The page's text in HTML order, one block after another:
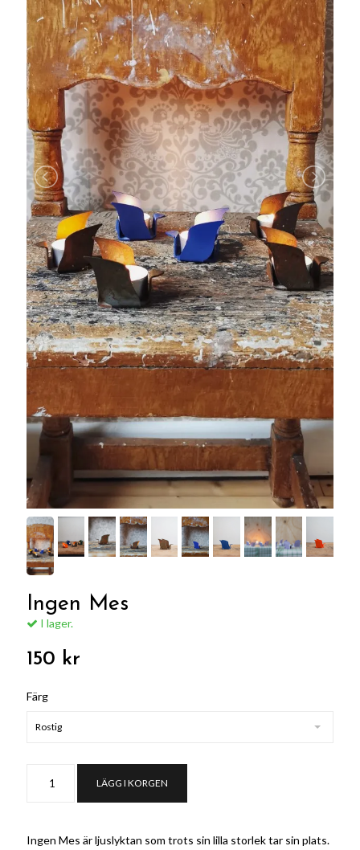
Ingen Mes
I lager.
150 kr
Färg
Rostig
LÄGG I KORGEN
Ingen Mes är ljuslyktan som trots sin lilla storlek tar sin plats.